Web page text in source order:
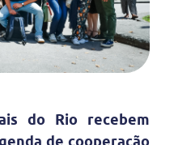
do Rio recebem